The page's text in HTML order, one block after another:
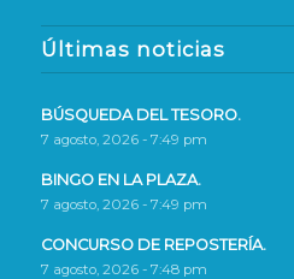
Últimas noticias
BÚSQUEDA DEL TESORO.
7 agosto, 2026 - 7:49 pm
BINGO EN LA PLAZA.
7 agosto, 2026 - 7:49 pm
CONCURSO DE REPOSTERÍA.
7 agosto, 2026 - 7:48 pm